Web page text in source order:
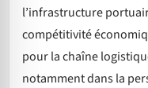
l’infrastructure
compétitivité
pour la chaîne
notamment dans la